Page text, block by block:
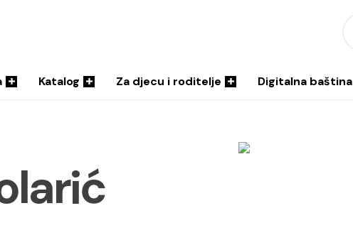
Katalog Za djecu i roditelje Digitalna baština